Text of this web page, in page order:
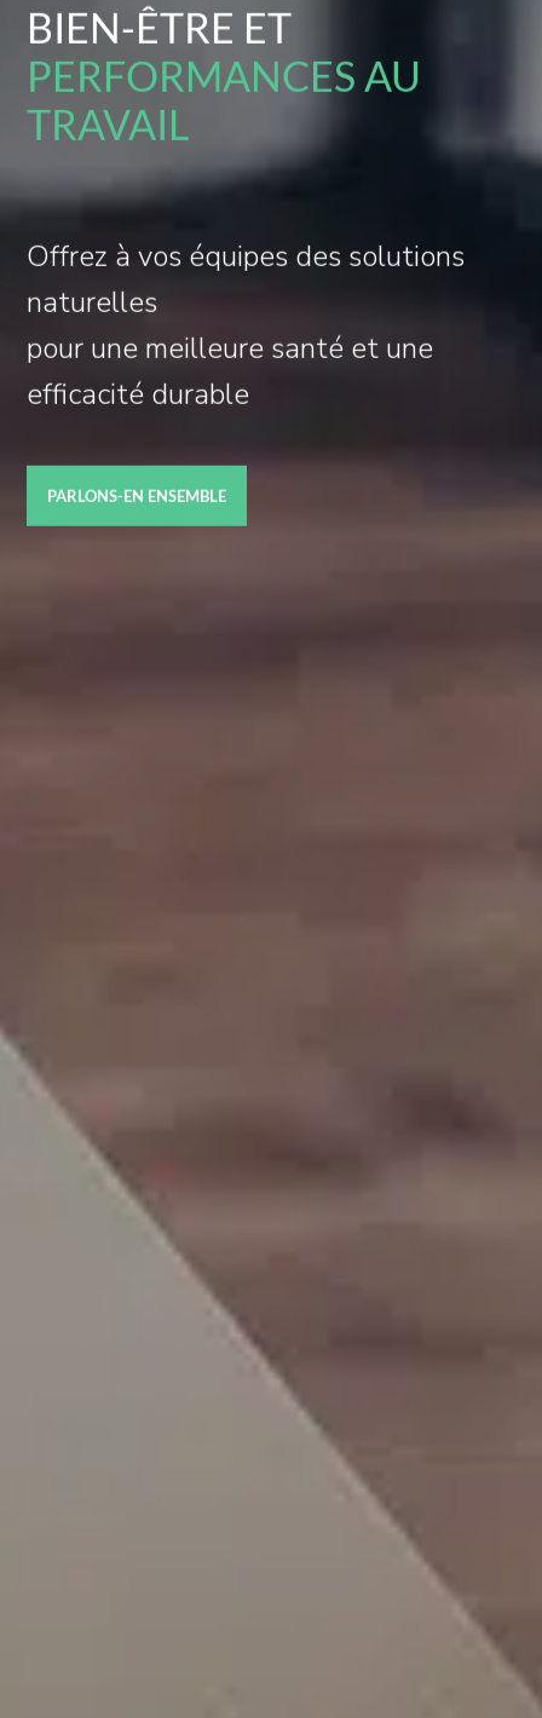
BIEN-ÊTRE ET
PERFORMANCES AU
TRAVAIL
Offrez à vos équipes des solutions
naturelles
pour une meilleure santé et une
efficacité durable
PARLONS-EN ENSEMBLE